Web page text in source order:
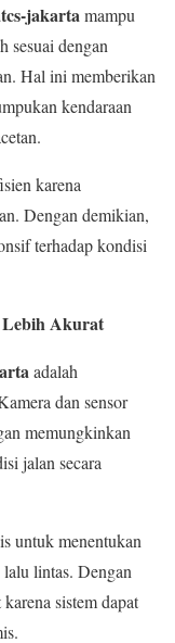
jakarta mampu
sesuai dengan
Hal ini memberikan
kendaraan
karena
Dengan demikian,
terhadap kondisi
Lebih Akurat
adalah
dan sensor
memungkinkan
jalan secara
untuk menentukan
lintas. Dengan
sistem dapat